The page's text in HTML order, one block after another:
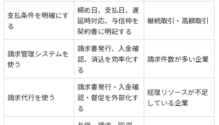
支払条件を明確にす
る
締め日、支払日、遅
延時対応、与信枠を
契約書に明記する
継続取引・高額取引
請求管理システムを
使う
請求書発行、入金確
認、消込を効率化す
る
請求件数が多い企業
請求代行を使う
請求書発行・入金確
認・督促を外部化す
る
経理リソースが不足
している企業